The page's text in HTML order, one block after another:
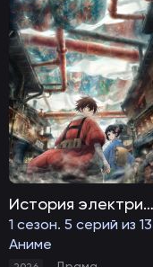
История электричества в двадцатом веке
1 сезон. 5 серий из 13
Аниме